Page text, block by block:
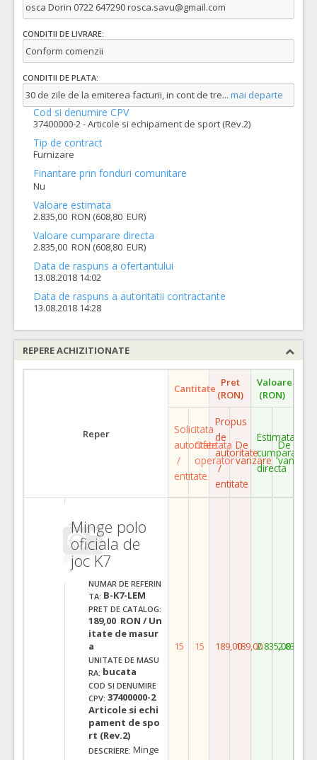
osca Dorin 0722 647290 rosca.savu@gmail.com
CONDITII DE LIVRARE:
Conform comenzii
CONDITII DE PLATA:
30 de zile de la emiterea facturii, in cont de tre... mai departe
Cod si denumire CPV
37400000-2 - Articole si echipament de sport (Rev.2)
Tip de contract
Furnizare
Finantare prin fonduri comunitare
Nu
Valoare estimata
2.835,00 RON (608,80 EUR)
Valoare cumparare directa
2.835,00 RON (608,80 EUR)
Data de raspuns a ofertantului
13.08.2018 14:02
Data de raspuns a autoritatii contractante
13.08.2018 14:28
REPERE ACHIZITIONATE
Reper
Cantitate Pret
(RON)
Valoare
(RON)
Solicitata
autoritate
/
entitate
Ofertata
operator
Propus
de
autoritate
/
entitate
De
vanzare
Estimata
cumparare
directa
De
vanzare
Minge polo
oficiala de
joc K7
NUMAR DE REFERIN
TA: B-K7-LEM
PRET DE CATALOG:
189,00 RON / Un
itate de masur
a
UNITATE DE MASU
RA: bucata
COD SI DENUMIRE
CPV: 37400000-2
Articole si echi
pament de spo
rt (Rev.2)
DESCRIERE: Minge
15 15 189,00189,002.835,002.835,00